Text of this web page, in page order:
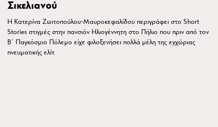
Σικελιανού
Η Κατερίνα Ζωιτοπούλου-Μαυροκεφαλίδου περιγράφει στο Short
Stories στιγμές στην πανσιόν Ηλιογέννητη στο Πήλιο που πριν από τον
Β΄ Παγκόσμιο Πόλεμο είχε φιλοξενήσει πολλά μέλη της εγχώριας
πνευματικής ελίτ